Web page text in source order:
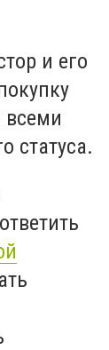
и его
всеми
статуса.